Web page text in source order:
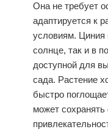
Она не требует
адаптируется к
условиям. Циния
солнце, так и в
доступной для
сада. Растение
быстро
может